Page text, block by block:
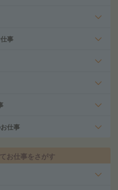
事
仕事
お仕事をさがす